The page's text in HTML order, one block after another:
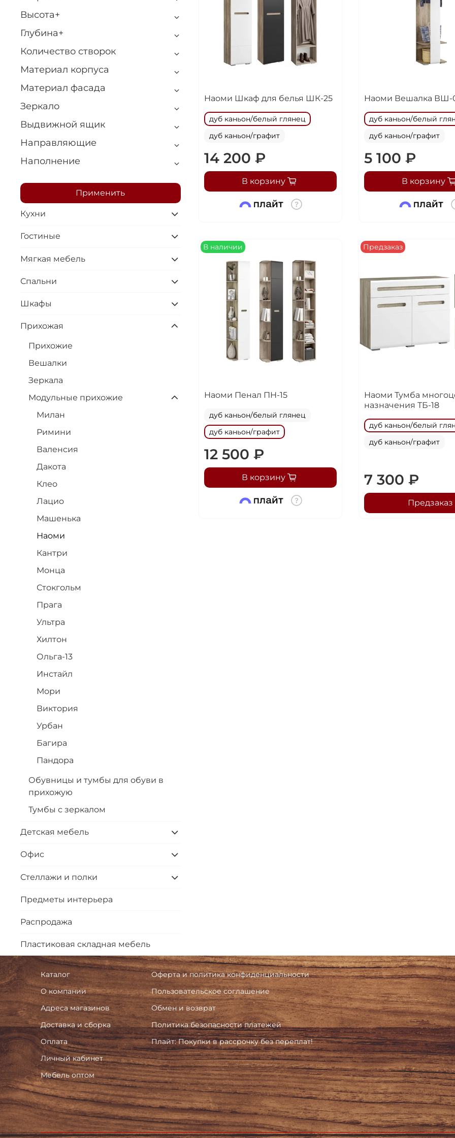
Наоми Шкаф для белья ШК-25
дуб каньон/белый глянец
дуб каньон/графит
14 200 ₽
В корзину
Наоми Вешалка ВШ-
дуб каньон/белый
дуб каньон/графит
5 100 ₽
В корзину
В наличии
Наоми Пенал ПН-15
дуб каньон/белый глянец
дуб каньон/графит
12 500 ₽
В корзину
Предзаказ
Наоми Тумба
назначения ТБ-18
дуб каньон/белый
дуб каньон/графит
7 300 ₽
Предзаказ
Высота+
Глубина+
Количество створок
Материал корпуса
Материал фасада
Зеркало
Выдвижной ящик
Направляющие
Наполнение
Применить
Кухни
Гостиные
Мягкая мебель
Спальни
Шкафы
Прихожая
Прихожие
Вешалки
Зеркала
Модульные прихожие
Милан
Римини
Валенсия
Дакота
Клео
Лацио
Машенька
Наоми
Кантри
Монца
Стокгольм
Прага
Ультра
Хилтон
Ольга-13
Инстайл
Мори
Виктория
Урбан
Багира
Пандора
Обувницы и тумбы для обуви в
прихожую
Тумбы с зеркалом
Детская мебель
Офис
Стеллажи и полки
Предметы интерьера
Распродажа
Пластиковая складная мебель
Каталог
О компании
Адреса магазинов
Доставка и сборка
Оплата
Личный кабинет
Мебель оптом
Оферта и политика конфиденциальности
Пользовательское соглашение
Обмен и возврат
Политика безопасности платежей
Плайт: Покупки в рассрочку без переплат!
25
Добавляйте товары
Оплачивайте сегодня только 25 % картой любого
Получайте товар выбранный способом
Оставшиеся75% будут списываться
с вашей карты % каждые 2 недели
Подробнее об оплате Плайтом
25
раз в 2
недели
раз в 2 недели
Остались вопросы?
8 800 302-02-51